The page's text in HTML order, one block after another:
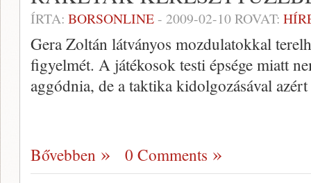
ÍRTA: BORSONLINE- 2009-02-10ROVAT:
Gera Zoltán látványos mozdulatokkal
figyelmét. A játékosok testi épsége miatt
aggódnia, de a taktika kidolgozásával
Bővebben 0 Comments